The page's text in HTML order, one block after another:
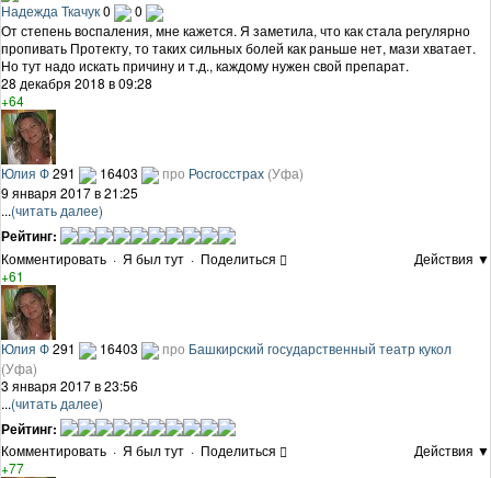
Надежда Ткачук0
0
От степень воспаления, мне кажется. Я заметила, что как стала регулярно
пропивать Протекту, то таких сильных болей как раньше нет, мази хватает.
Но тут надо искать причину и т.д., каждому нужен свой препарат.
28 декабря 2018 в 09:28
+64
Юлия Ф291 16403 про Росгосстрах (Уфа)
9 января 2017 в 21:25
...(читать далее)
Рейтинг:
Комментировать · Я был тут · Поделиться
Действия ▼
+61
Юлия Ф291 16403 про Башкирский государственный театр кукол
(Уфа)
3 января 2017 в 23:56
...(читать далее)
Рейтинг:
Комментировать · Я был тут · Поделиться
Действия ▼
+77